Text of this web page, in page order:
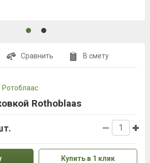
Сравнить В смету
Ротоблаас
Rothoblaas
Купить в 1 клик